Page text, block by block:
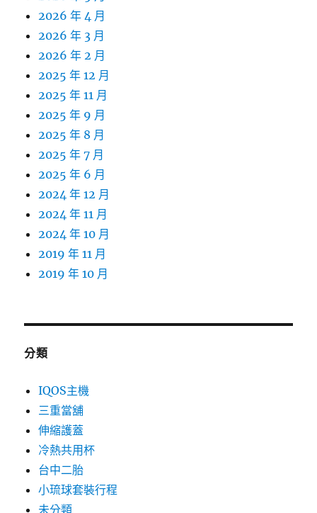
2026 年 4 月
2026 年 3 月
2026 年 2 月
2025 年 12 月
2025 年 11 月
2025 年 9 月
2025 年 8 月
2025 年 7 月
2025 年 6 月
2024 年 12 月
2024 年 11 月
2024 年 10 月
2019 年 11 月
2019 年 10 月
分類
IQOS主機
三重當舖
伸縮護蓋
冷熱共用杯
台中二胎
小琉球套裝行程
未分類